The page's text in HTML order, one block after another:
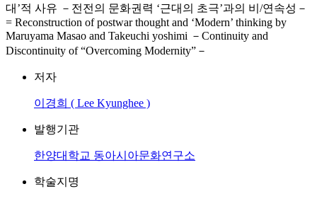
대’적 사유 －전전의 문화권력 ‘근대의 초극’과의 비/연속성－
= Reconstruction of postwar thought and ‘Modern’ thinking by
Maruyama Masao and Takeuchi yoshimi －Continuity and
Discontinuity of “Overcoming Modernity”－
저자
이경희 ( Lee Kyunghee )
발행기관
한양대학교 동아시아문화연구소
학술지명